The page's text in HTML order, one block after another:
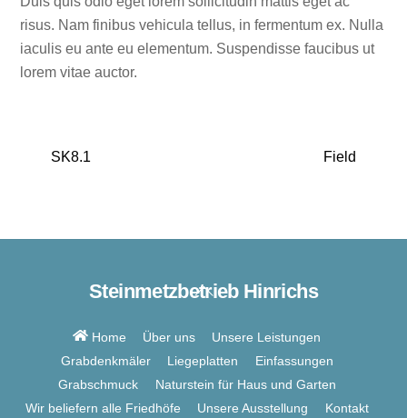
risus. Nam finibus vehicula tellus, in fermentum ex. Nulla
iaculis eu ante eu elementum. Suspendisse faucibus ut
lorem vitae auctor.
SK8.1 Field
Back
Top
Steinmetzbetrieb Hinrichs
Home Über uns
Unsere Leistungen
Grabdenkmäler
Liegeplatten
Einfassungen
Grabschmuck
Naturstein für Haus und Garten
Wir beliefern alle Friedhöfe
Unsere Ausstellung Kontakt